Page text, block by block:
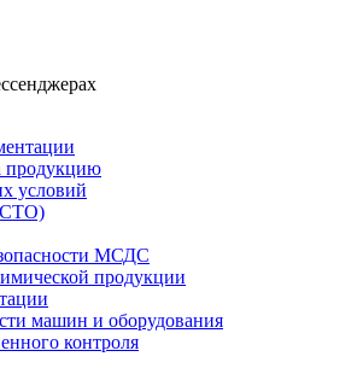
продукцию
условий
МСДС
продукции
машин и оборудования
контроля